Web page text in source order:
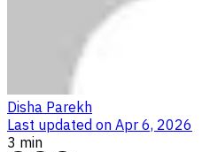
Disha Parekh
Last updated on Apr 6, 2026
3 min